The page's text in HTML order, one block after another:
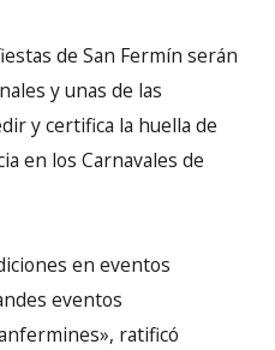
de San Fermín serán
y unas de las
y certifica la huella de
en los Carnavales de
en eventos
eventos
ratificó